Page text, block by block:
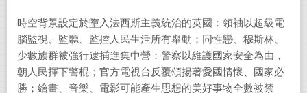
時空背景設定於墮入法西斯主義統治的英國：領袖以超級電
腦監視、監聽、監控人民生活所有舉動；同性戀、穆斯林、
少數族群被強行逮捕進集中營；警察以維護國家安全為由，
朝人民揮下警棍；官方電視台反覆頌揚著愛國情懷、國家必
勝；繪畫、音樂、電影可能產生思想的美好事物全數被禁